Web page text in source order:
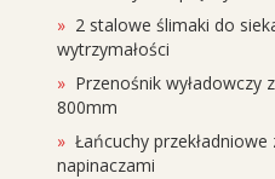
2 stalowe ślimaki do
wytrzymałości
Przenośnik wyładowczy
800mm
Łańcuchy
napinaczami